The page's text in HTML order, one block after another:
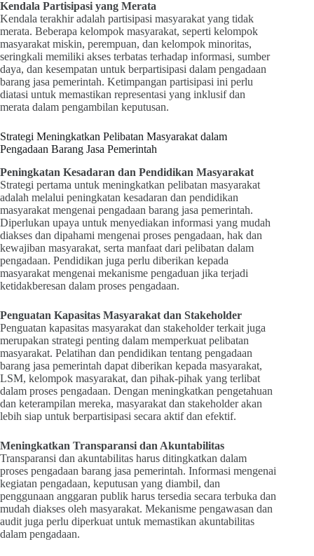
Kendala Partisipasi yang Merata
Kendala terakhir adalah partisipasi masyarakat yang tidak
merata. Beberapa kelompok masyarakat, seperti kelompok
masyarakat miskin, perempuan, dan kelompok minoritas,
seringkali memiliki akses terbatas terhadap informasi, sumber
daya, dan kesempatan untuk berpartisipasi dalam pengadaan
barang jasa pemerintah. Ketimpangan partisipasi ini perlu
diatasi untuk memastikan representasi yang inklusif dan
merata dalam pengambilan keputusan.
Strategi Meningkatkan Pelibatan Masyarakat dalam
Pengadaan Barang Jasa Pemerintah
Peningkatan Kesadaran dan Pendidikan Masyarakat
Strategi pertama untuk meningkatkan pelibatan masyarakat
adalah melalui peningkatan kesadaran dan pendidikan
masyarakat mengenai pengadaan barang jasa pemerintah.
Diperlukan upaya untuk menyediakan informasi yang mudah
diakses dan dipahami mengenai proses pengadaan, hak dan
kewajiban masyarakat, serta manfaat dari pelibatan dalam
pengadaan. Pendidikan juga perlu diberikan kepada
masyarakat mengenai mekanisme pengaduan jika terjadi
ketidakberesan dalam proses pengadaan.
Penguatan Kapasitas Masyarakat dan Stakeholder
Penguatan kapasitas masyarakat dan stakeholder terkait juga
merupakan strategi penting dalam memperkuat pelibatan
masyarakat. Pelatihan dan pendidikan tentang pengadaan
barang jasa pemerintah dapat diberikan kepada masyarakat,
LSM, kelompok masyarakat, dan pihak-pihak yang terlibat
dalam proses pengadaan. Dengan meningkatkan pengetahuan
dan keterampilan mereka, masyarakat dan stakeholder akan
lebih siap untuk berpartisipasi secara aktif dan efektif.
Meningkatkan Transparansi dan Akuntabilitas
Transparansi dan akuntabilitas harus ditingkatkan dalam
proses pengadaan barang jasa pemerintah. Informasi mengenai
kegiatan pengadaan, keputusan yang diambil, dan
penggunaan anggaran publik harus tersedia secara terbuka dan
mudah diakses oleh masyarakat. Mekanisme pengawasan dan
audit juga perlu diperkuat untuk memastikan akuntabilitas
dalam pengadaan.